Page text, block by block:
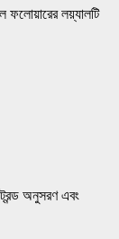
ফলোয়ারের লয়্যালটি
অনুসরণ এবং